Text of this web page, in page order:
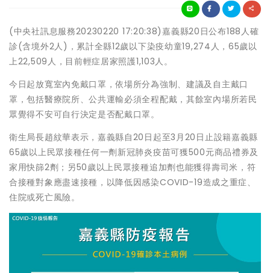
(中央社訊息服務20230220 17:20:38)嘉義縣20日公布188人確
診(含境外2人)，累計全縣12歲以下染疫幼童19,274人，65歲以
上22,509人，目前輕症居家照護1,103人。
今日起放寬室內免戴口罩，依場所分為強制、建議及自主戴口
罩，包括醫療院所、公共運輸必須全程配戴，其餘室內場所若民
眾覺得不安可自行決定是否配戴口罩。
衛生局長趙紋華表示，嘉義縣自20日起至3月20日止設籍嘉義縣
65歲以上民眾接種任何一劑新冠肺炎疫苗可獲500元商品禮券及
家用快篩2劑；另50歲以上民眾接種追加劑也能獲得壽司米，符
合接種對象應盡速接種，以降低因感染COVID-19造成之重症、
住院或死亡風險。